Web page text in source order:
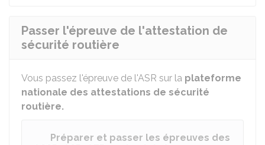
Passer l'épreuve de l'attestation de
sécurité routière
Vous passez l'épreuve de l'ASR sur la plateforme
nationale des attestations de sécurité
routière.
Préparer et passer les épreuves des